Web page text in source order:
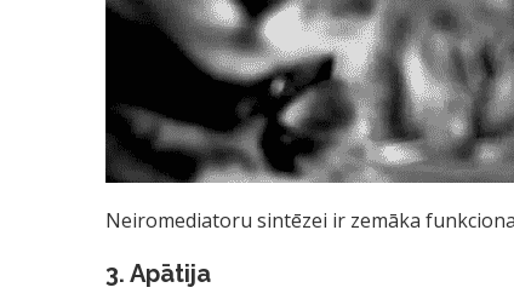
Neiromediatoru sintēzei ir zemāka
3. Apātija